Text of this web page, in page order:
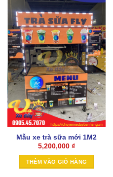
Mẫu xe trà sữa mới 1M2
5,200,000 ₫
THÊM VÀO GIỎ HÀNG